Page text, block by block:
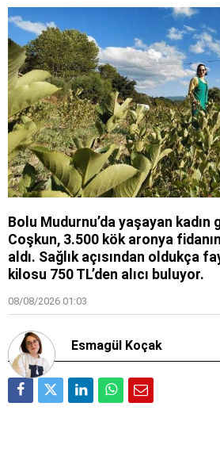
Bolu Mudurnu’da yaşayan kadın
Coşkun, 3.500 kök aronya
aldı. Sağlık açısından oldukça
kilosu 750 TL’den alıcı buluyor.
08/08/2026 01:03
Esmagül Koçak